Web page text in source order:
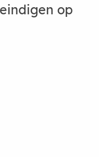
op